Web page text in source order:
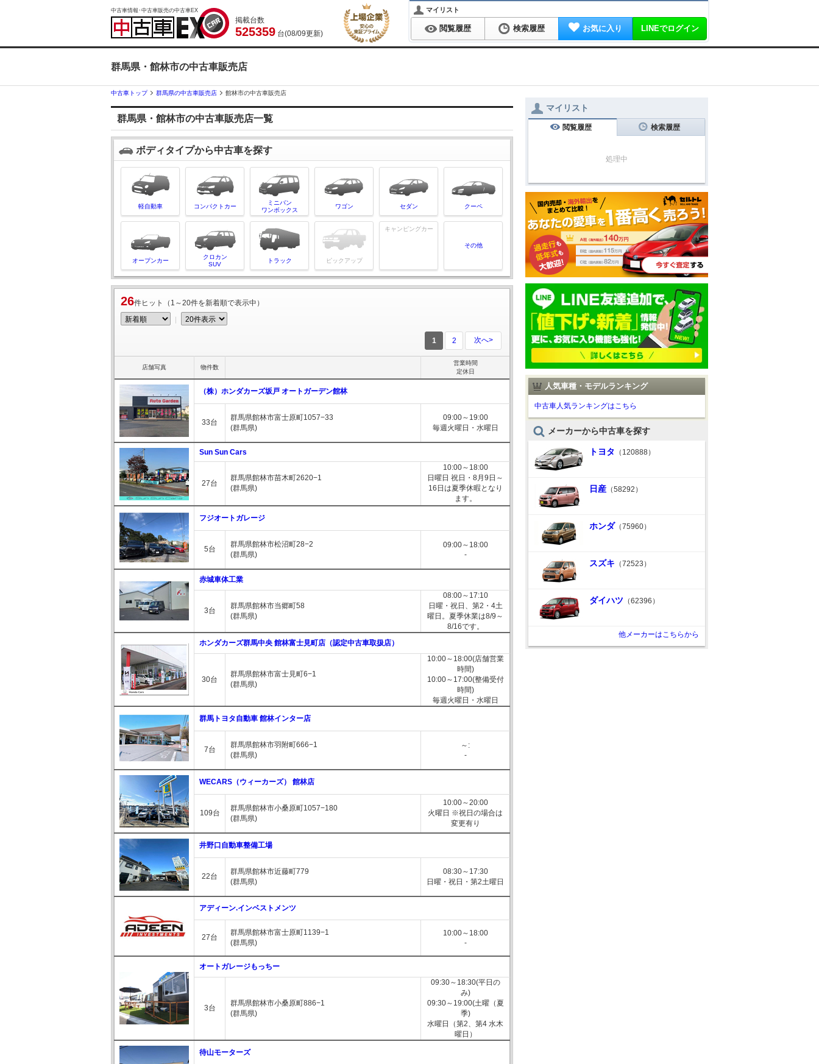
中古車情報･中古車販売の中古車EX
掲載台数
525359 台(08/09更新)
マイリスト
閲覧履歴 検索履歴 お気に入り LINEでログイン
群馬県・館林市の中古車販売店
中古車トップ 群馬県の中古車販売店 館林市の中古車販売店
群馬県・館林市の中古車販売店一覧
ボディタイプから中古車を探す
軽自動車 コンパクトカー
ミニバン
ワンボックス
ワゴン セダン クーペ
オープンカー
クロカン
SUV
トラック ピックアップ
キャンピングカー
その他
26件ヒット（1～20件を新着順で表示中）
｜
1 2 次へ>
店舗写真 物件数
営業時間
定休日
（株）ホンダカーズ坂戸 オートガーデン館林
33台
群馬県館林市富士原町1057−33
(群馬県)
09:00～19:00
毎週火曜日・水曜日
Sun Sun Cars
27台
群馬県館林市苗木町2620−1
(群馬県)
10:00～18:00
日曜日 祝日・8月9日～
16日は夏季休暇となり
ます。
フジオートガレージ
5台
群馬県館林市松沼町28−2
(群馬県)
09:00～18:00
-
赤城車体工業
3台
群馬県館林市当郷町58
(群馬県)
08:00～17:10
日曜・祝日、第2・4土
曜日。夏季休業は8/9～
8/16です。
ホンダカーズ群馬中央 館林富士見町店（認定中古車取扱店）
30台
群馬県館林市富士見町6−1
(群馬県)
10:00～18:00(店舗営業
時間)
10:00～17:00(整備受付
時間)
毎週火曜日・水曜日
群馬トヨタ自動車 館林インター店
7台
群馬県館林市羽附町666−1
(群馬県)
～:
-
WECARS（ウィーカーズ） 館林店
109台
群馬県館林市小桑原町1057−180
(群馬県)
10:00～20:00
火曜日 ※祝日の場合は
変更有り
井野口自動車整備工場
22台
群馬県館林市近藤町779
(群馬県)
08:30～17:30
日曜・祝日・第2土曜日
アディーン.インベストメンツ
27台
群馬県館林市富士原町1139−1
(群馬県)
10:00～18:00
-
オートガレージもっちー
3台
群馬県館林市小桑原町886−1
(群馬県)
09:30～18:30(平日の
み)
09:30～19:00(土曜（夏
季)
水曜日（第2、第4 水木
曜日）
待山モーターズ
マイリスト
閲覧履歴 検索履歴
処理中
人気車種・モデルランキング
中古車人気ランキングはこちら
メーカーから中古車を探す
トヨタ （120888）
日産 （58292）
ホンダ （75960）
スズキ （72523）
ダイハツ （62396）
他メーカーはこちらから